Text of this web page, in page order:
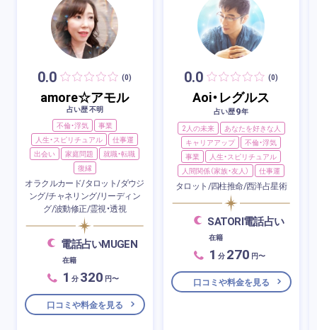
0.0 (0)
amore☆アモル
占い歴 不明
不倫・浮気
事業
人生・スピリチュアル
仕事運
出会い
家庭問題
就職・転職
復縁
オラクルカード/タロット/ダウジ
ング/チャネリング/リーディン
グ/波動修正/霊視・透視
電話占いMUGEN
在籍
1 分 320 円〜
口コミや料金を見る
0.0 (0)
Aoi・レグルス
占い歴9年
2人の未来
あなたを好きな人
キャリアアップ
不倫・浮気
事業
人生・スピリチュアル
人間関係（家族・友人）
仕事運
タロット/四柱推命/西洋占星術
SATORI電話占い
在籍
1 分 270 円〜
口コミや料金を見る